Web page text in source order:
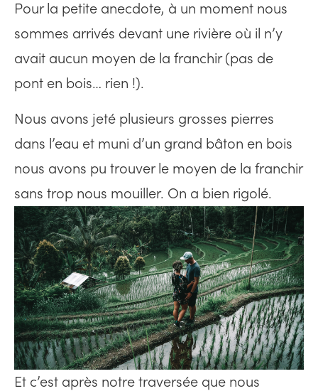
Pour la petite anecdote, à un moment nous
sommes arrivés devant une rivière où il n’y
avait aucun moyen de la franchir (pas de
pont en bois… rien !).
Nous avons jeté plusieurs grosses pierres
dans l’eau et muni d’un grand bâton en bois
nous avons pu trouver le moyen de la franchir
sans trop nous mouiller. On a bien rigolé.
Et c’est après notre traversée que nous